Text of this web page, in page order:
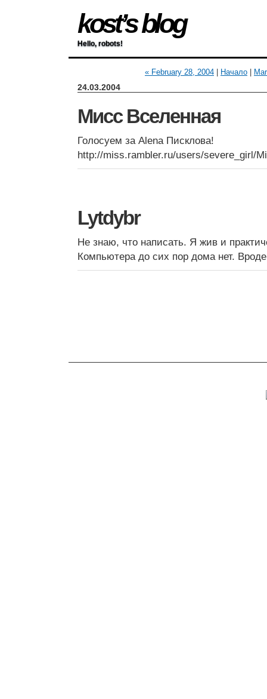
kost’s blog
Hello, robots!
« February 28, 2004 Начало
24.03.2004
Мисс Вселенная
Голосуем за Alena Писклова!
http://miss.rambler.ru/users/severe_girl/
Lytdybr
Не знаю, что написать. Я жив и
Компьютера до сих пор дома нет.